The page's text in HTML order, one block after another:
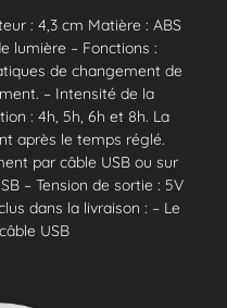
: 4,3 cm Matière : ABS
lumière – Fonctions :
de changement de
– Intensité de la
: 4h, 5h, 6h et 8h. La
après le temps réglé.
par câble USB ou sur
– Tension de sortie : 5V
dans la livraison : – Le
USB